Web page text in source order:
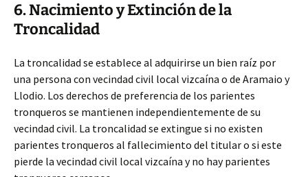
6. Nacimiento y Extinción de la
Troncalidad
La troncalidad se establece al adquirirse un bien raíz por
una persona con vecindad civil local vizcaína o de Aramaio y
Llodio. Los derechos de preferencia de los parientes
tronqueros se mantienen independientemente de su
vecindad civil. La troncalidad se extingue si no existen
parientes tronqueros al fallecimiento del titular o si este
pierde la vecindad civil local vizcaína y no hay parientes